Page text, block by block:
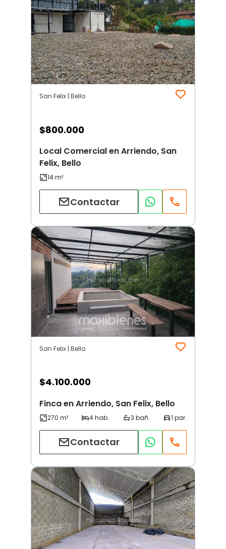
San Felix | Bello
$800.000
Local Comercial en Arriendo, San
Felix, Bello
Contactar
San Felix | Bello
$4.100.000
Finca en Arriendo, San Felix, Bello
Contactar